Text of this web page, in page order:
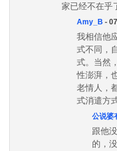
家已经不在乎
Amy_B -
我相信他
式不同，
式。当然
性澎湃，
老情人，
式消遣方
公说婆
跟他
的，